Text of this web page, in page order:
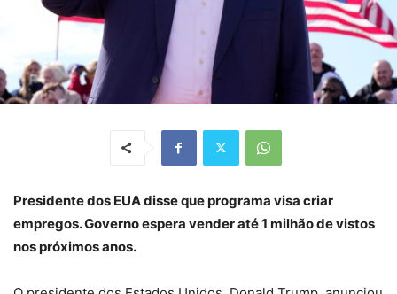
Presidente dos EUA disse que programa visa criar
empregos. Governo espera vender até 1 milhão de vistos
nos próximos anos.